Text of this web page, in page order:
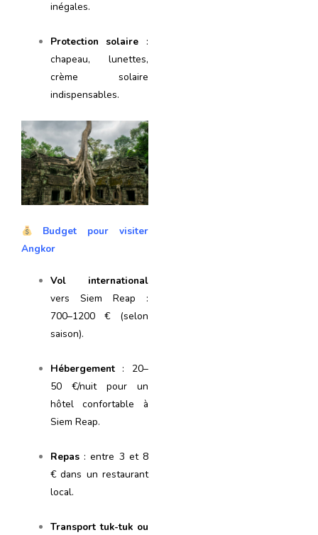
inégales.
Protection solaire :
chapeau, lunettes,
crème solaire
indispensables.
Budget pour visiter
Angkor
Vol international
vers Siem Reap :
700–1200 € (selon
saison).
Hébergement : 20–
50 €/nuit pour un
hôtel confortable à
Siem Reap.
Repas : entre 3 et 8
€ dans un restaurant
local.
Transport tuk-tuk ou